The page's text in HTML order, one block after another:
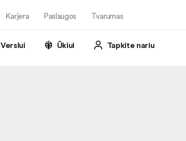
Karjera Paslaugos Tvarumas
Verslui Ūkiui Tapkite nariu